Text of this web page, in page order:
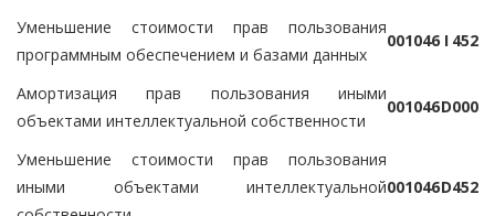
Уменьшение стоимости прав пользования
программным обеспечением и базами данных
001046 I 452
Амортизация прав пользования иными
объектами интеллектуальной собственности
001046D000
Уменьшение стоимости прав пользования
иными объектами интеллектуальной001046D452